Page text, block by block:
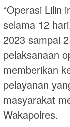
“Operasi Lilin
selama 12
2023 sampai
pelaksanaan
memberikan
pelayanan
masyarakat
Wakapolres.